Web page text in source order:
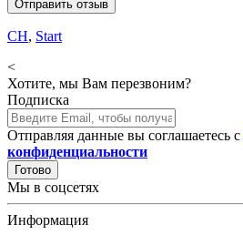
Отправить отзыв
CH, Start
<
Хотите, мы Вам перезвоним?
Подписка
Отправляя данные вы соглашаетесь с
конфиденциальности
Готово
Мы в соцсетях
Информация